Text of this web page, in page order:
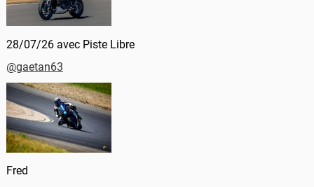
28/07/26 avec Piste Libre
@gaetan63
Fred